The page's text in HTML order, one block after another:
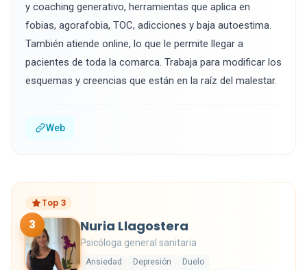
y coaching generativo, herramientas que aplica en
fobias, agorafobia, TOC, adicciones y baja autoestima.
También atiende online, lo que le permite llegar a
pacientes de toda la comarca. Trabaja para modificar los
esquemas y creencias que están en la raíz del malestar.
Web
Top 3
3 Nuria Llagostera
Psicóloga general sanitaria
Ansiedad Depresión
Duelo